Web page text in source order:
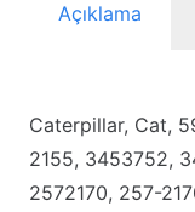
Açıklama
Caterpillar, Cat,
2155, 3453752,
2572170, 257-